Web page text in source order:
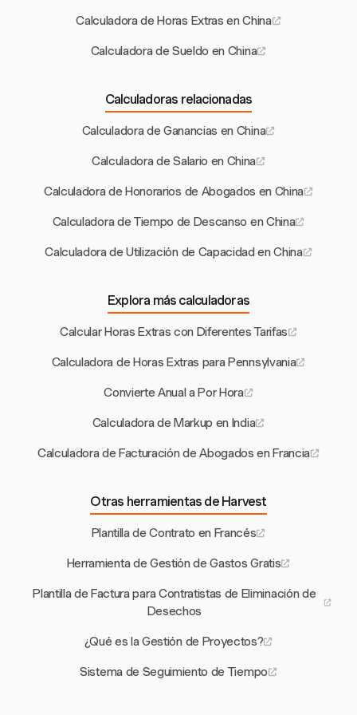
Calculadora de Horas Extras en China
Calculadora de Sueldo en China
Calculadoras relacionadas
Calculadora de Ganancias en China
Calculadora de Salario en China
Calculadora de Honorarios de Abogados en China
Calculadora de Tiempo de Descanso en China
Calculadora de Utilización de Capacidad en China
Explora más calculadoras
Calcular Horas Extras con Diferentes Tarifas
Calculadora de Horas Extras para Pennsylvania
Convierte Anual a Por Hora
Calculadora de Markup en India
Calculadora de Facturación de Abogados en Francia
Otras herramientas de Harvest
Plantilla de Contrato en Francés
Herramienta de Gestión de Gastos Gratis
Plantilla de Factura para Contratistas de Eliminación de
Desechos
¿Qué es la Gestión de Proyectos?
Sistema de Seguimiento de Tiempo